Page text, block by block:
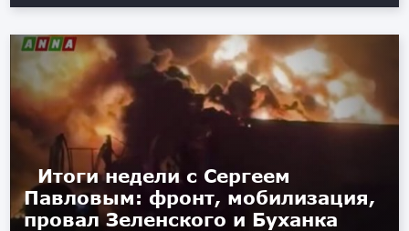
Итоги недели с Сергеем
Павловым: фронт, мобилизация,
провал Зеленского и Буханка